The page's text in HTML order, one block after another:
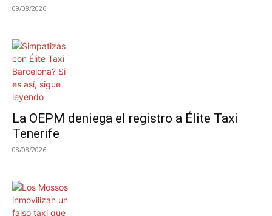
09/08/2026
La OEPM deniega el registro a Élite Taxi
Tenerife
08/08/2026